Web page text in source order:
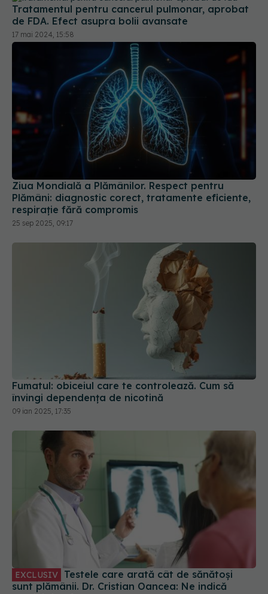
Ziua Mondială a Plămânilor. Respect pentru
Plămâni: diagnostic corect, tratamente eficiente,
25 sep 2025, 09:17
Fumatul: obiceiul care te controlează. Cum să
învingi dependența de nicotină
Testele care arată cât de sănătoși
sunt plămânii. Dr. Cristian Oancea: Ne indică
gradul de afectare
07 mai 2024, 11:45